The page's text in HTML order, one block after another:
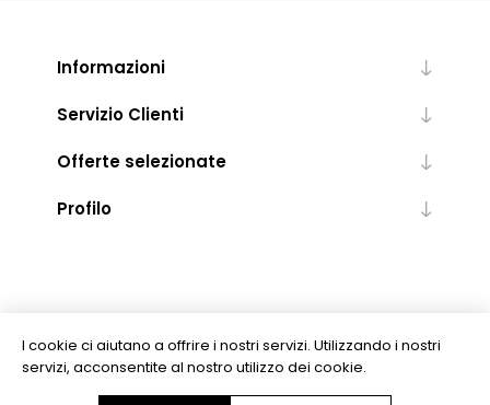
Informazioni
Servizio Clienti
Offerte selezionate
Profilo
I cookie ci aiutano a offrire i nostri servizi. Utilizzando i nostri
servizi, acconsentite al nostro utilizzo dei cookie.